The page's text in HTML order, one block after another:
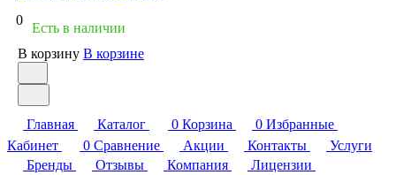
0
Есть в наличии
В корзину В корзине
Главная Каталог 0 Корзина 0 Избранные
Кабинет
0 Сравнение Акции Контакты
Услуги
Бренды
Отзывы Компания
Лицензии